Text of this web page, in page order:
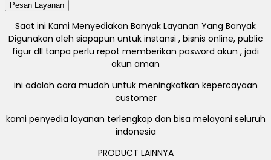
Saat ini Kami Menyediakan Banyak Layanan Yang Banyak
Digunakan oleh siapapun untuk instansi , bisnis online, public
figur dll tanpa perlu repot memberikan pasword akun , jadi
akun aman
ini adalah cara mudah untuk meningkatkan kepercayaan
customer
kami penyedia layanan terlengkap dan bisa melayani seluruh
indonesia
PRODUCT LAINNYA